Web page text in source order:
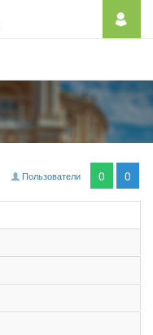
Пользователи 0 0